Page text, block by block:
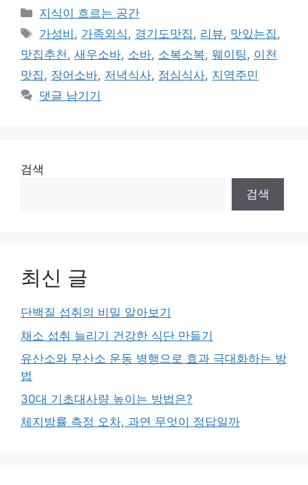
카
테
리
지식이 흐르는 공간
태
그
가성비 , 가족외식, 경기도맛집, 리뷰, 맛있는집,
맛집추천, 새우소바, 소바, 소복소복, 웨이팅, 이천
맛집, 장어소바, 저녁식사, 점심식사, 지역주민
댓글 남기기
검색
검색
최신 글
단백질 섭취의 비밀 알아보기
채소 섭취 늘리기 건강한 식단 만들기
유산소와 무산소 운동 병행으로 효과 극대화하는 방
법
30대 기초대사량 높이는 방법은?
체지방률 측정 오차, 과연 무엇이 정답일까